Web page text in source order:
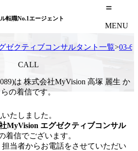
転職No.1エージェント
MENU
ゼクティブコンサルタント一覧>03-
CALL
は 株式会社MyVision 高塚 麗生 か
らの着信です。
たしました。
MyVision エグゼクティブコンサル
着信でございます。
当者からお電話をさせていただい